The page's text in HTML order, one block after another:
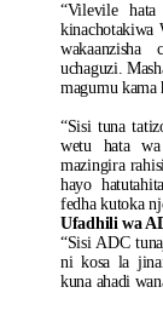
“Vilevile
kinachotakiwa
wakaanzisha
uchaguzi.
magumu kama
“Sisi tuna
wetu hata
mazingira
hayo
fedha kutoka
Ufadhili wa
“Sisi ADC
ni kosa la
kuna ahadi